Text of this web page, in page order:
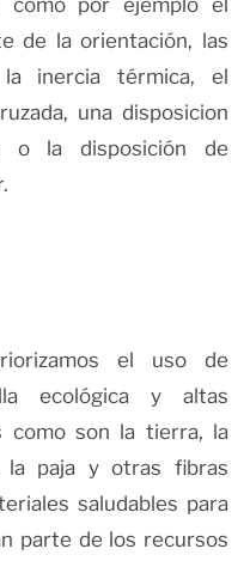
de la orientación, las
inercia térmica, el
una disposicion
o la disposición de
el uso de
ecológica y altas
como son la tierra, la
la paja y otras fibras
saludables para
parte de los recursos